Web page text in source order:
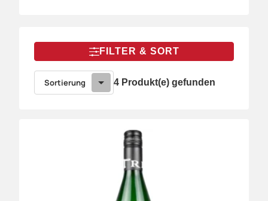
FILTER & SORT
Sortierung 4 Produkt(e) gefunden